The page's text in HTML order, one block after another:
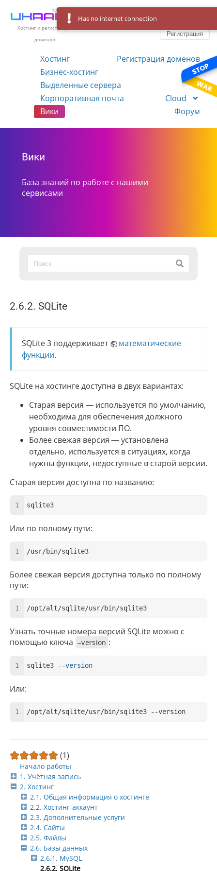
Хостинг и регистрация
доменов
Регистрация
Хостинг
Регистрация доменов
Бизнес-хостинг
VPS
Выделенные сервера
Корпоративная почта
Cloud
Вики
Форум
Вики
База знаний по работе с нашими
сервисами
Начало работы
1. Учётная запись
2. Хостинг
2.1. Общая информация о хостинге
2.2. Хостинг-аккаунт
2.3. Дополнительные услуги
2.4. Сайты
2.5. Файлы
2.6. Базы данных
2.6.1. MySQL
2.6.2. SQLite
2.6.2. SQLite
SQLite 3 поддерживает
математические
функции.
SQLite на хостинге доступна в двух вариантах:
Старая версия — используется по умолчанию,
необходима для обеспечения должного
уровня совместимости ПО.
Более свежая версия — установлена
отдельно, используется в ситуациях, когда
нужны функции, недоступные в старой версии.
Старая версия доступна по названию:
sqlite3
Или по полному пути:
/usr/bin/sqlite3
Более свежая версия доступна только по полному
пути:
/opt/alt/sqlite/usr/bin/sqlite3
Узнать точные номера версий SQLite можно с
помощью ключа –version :
sqlite3 --version
Или:
/opt/alt/sqlite/usr/bin/sqlite3 --version
(1)
Has no internet connection